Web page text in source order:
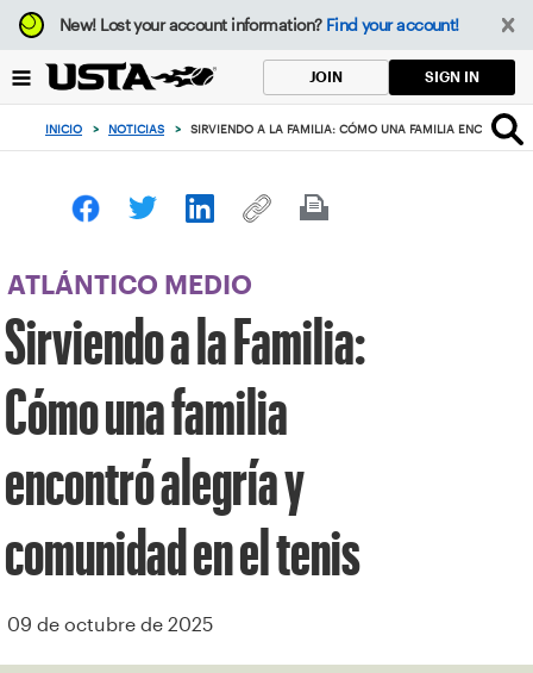
Enfoque
desde
botón
volver
principio
New!Lost your account information? Find your account!
JOIN SIGN IN
INICIO > NOTICIAS > SIRVIENDO A LA FAMILIA: CÓMO UNA FAMILIA ENCONTRÓ
ATLÁNTICO MEDIO
Sirviendo a la Familia:
Cómo una familia
encontró alegría y
comunidad en el tenis
09 de octubre de 2025